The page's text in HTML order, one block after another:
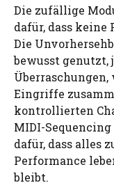
Die zufällige
dafür, dass keine
Die
bewusst genutzt,
Eingriffe
kontrollierten
MIDI-
dafür, dass alles
Performance
bleibt.